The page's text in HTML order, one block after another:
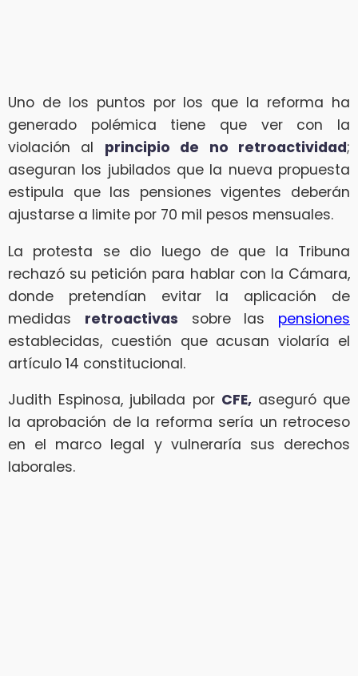
Uno de los puntos por los que la reforma ha
generado polémica tiene que ver con la
violación al principio de no retroactividad;
aseguran los jubilados que la nueva propuesta
estipula que las pensiones vigentes deberán
ajustarse a limite por 70 mil pesos mensuales.
La protesta se dio luego de que la Tribuna
rechazó su petición para hablar con la Cámara,
donde pretendían evitar la aplicación de
medidas retroactivas sobre las pensiones
establecidas, cuestión que acusan violaría el
artículo 14 constitucional.
Judith Espinosa, jubilada por CFE,aseguró que
la aprobación de la reforma sería un retroceso
en el marco legal y vulneraría sus derechos
laborales.